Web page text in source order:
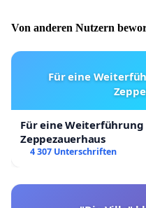
Von anderen Nutzern
Für eine
Für eine Weiterführung
Zeppezauerhaus
4 307 Unterschriften